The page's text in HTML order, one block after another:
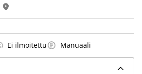
Ei ilmoitettu Manuaali